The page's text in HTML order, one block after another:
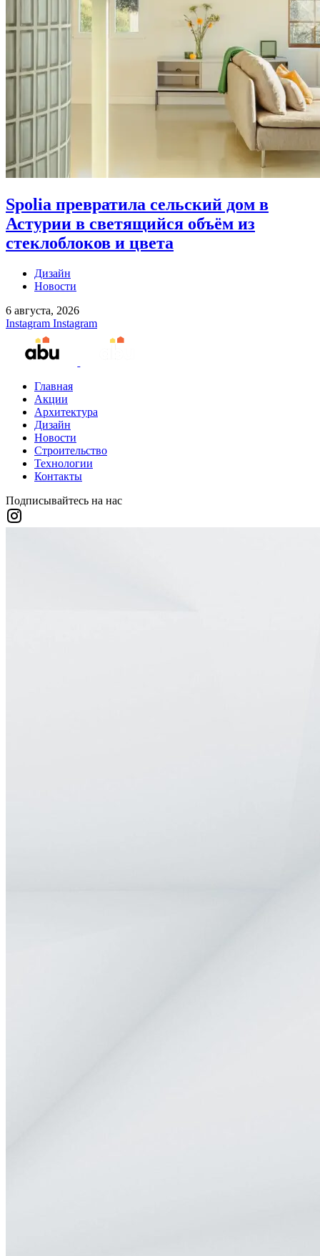
Spolia превратила сельский дом в
Астурии в светящийся объём из
стеклоблоков и цвета
Дизайн
Новости
6 августа, 2026
Instagram Instagram
Главная
Акции
Архитектура
Дизайн
Новости
Строительство
Технологии
Контакты
Подписывайтесь на нас